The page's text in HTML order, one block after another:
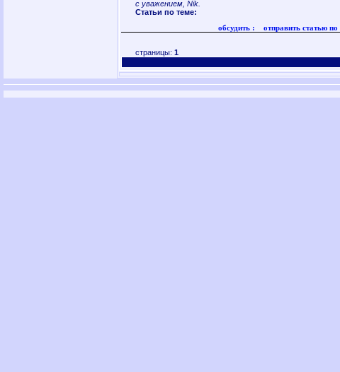
с уважением, Nik.
Статьи по теме:
обсудить : отправить статью
страницы:1